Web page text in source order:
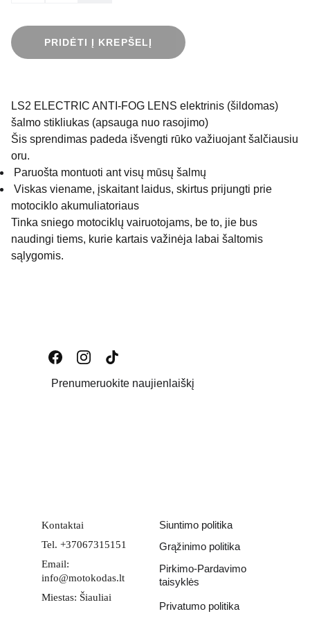
PRIDĖTI Į KREPŠELĮ
LS2 ELECTRIC ANTI-FOG LENS elektrinis (šildomas)
šalmo stikliukas (apsauga nuo rasojimo)
Šis sprendimas padeda išvengti rūko važiuojant šalčiausiu
oru.
Paruošta montuoti ant visų mūsų šalmų
Viskas viename, įskaitant laidus, skirtus prijungti prie
motociklo akumuliatoriaus
Tinka sniego motociklų vairuotojams, be to, jie bus
naudingi tiems, kurie kartais važinėja labai šaltomis
sąlygomis.
Prenumeruokite naujienlaiškį
Kontaktai
Tel. +37067315151
Email:
info@motokodas.lt
Miestas: Šiauliai
Siuntimo politika
Grąžinimo politika
Pirkimo-Pardavimo
taisyklės
Privatumo politika